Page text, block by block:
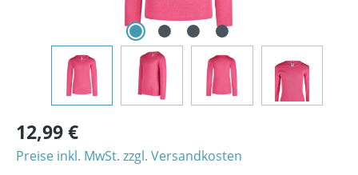
12,99 €
Preise inkl. MwSt. zzgl. Versandkosten